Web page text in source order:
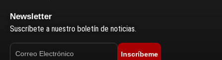
Newsletter
Suscríbete a nuestro boletín de noticias.
Inscríbeme